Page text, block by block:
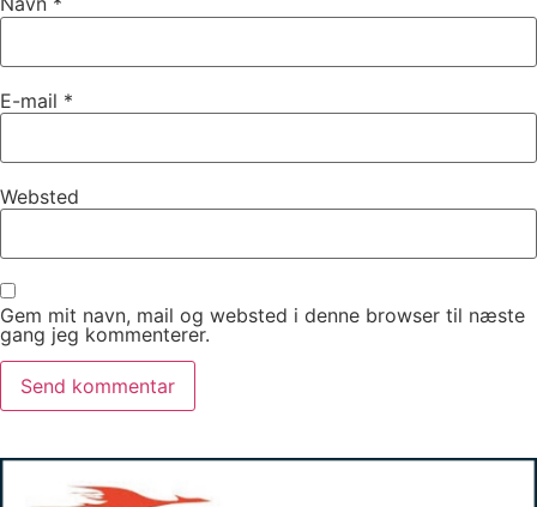
E-mail *
Websted
Gem mit navn, mail og websted i denne browser til næste
gang jeg kommenterer.